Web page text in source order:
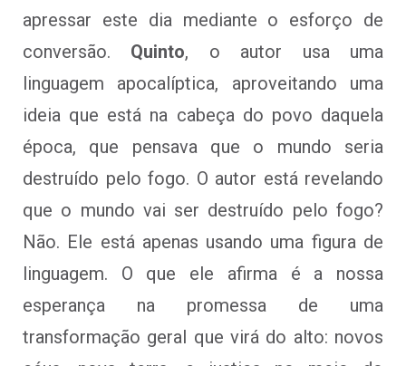
apressar este dia mediante o esforço de
conversão. Quinto, o autor usa uma
linguagem apocalíptica, aproveitando uma
ideia que está na cabeça do povo daquela
época, que pensava que o mundo seria
destruído pelo fogo. O autor está revelando
que o mundo vai ser destruído pelo fogo?
Não. Ele está apenas usando uma figura de
linguagem. O que ele afirma é a nossa
esperança na promessa de uma
transformação geral que virá do alto: novos